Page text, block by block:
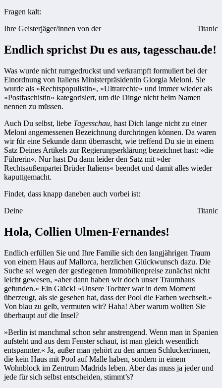
Fragen kalt:
Ihre Geisterjäger/innen von der
Titanic
Endlich sprichst Du es aus, tagesschau.de!
Was wurde nicht rumgedruckst und verkrampft formuliert bei der
Einordnung von Italiens Ministerpräsidentin Giorgia Meloni. Sie
wurde als »Rechtspopulistin«, »Ultrarechte« und immer wieder als
»Postfaschistin« kategorisiert, um die Dinge nicht beim Namen
nennen zu müssen.
Auch Du selbst, liebe Tagesschau, hast Dich lange nicht zu einer
Meloni angemessenen Bezeichnung durchringen können. Da waren
wir für eine Sekunde dann überrascht, wie treffend Du sie in einem
Satz Deines Artikels zur Regierungserklärung bezeichnet hast: »die
Führerin«. Nur hast Du dann leider den Satz mit »der
Rechtsaußenpartei Brüder Italiens« beendet und damit alles wieder
kaputtgemacht.
Findet, dass knapp daneben auch vorbei ist:
Deine
Titanic
Hola, Collien Ulmen-Fernandes!
Endlich erfüllen Sie und Ihre Familie sich den langjährigen Traum
von einem Haus auf Mallorca, herzlichen Glückwunsch dazu. Die
Suche sei wegen der gestiegenen Immobilienpreise zunächst nicht
leicht gewesen, »aber dann haben wir doch unser Traumhaus
gefunden.« Ein Glück! »Unsere Tochter war in dem Moment
überzeugt, als sie gesehen hat, dass der Pool die Farben wechselt.«
Von blau zu gelb, vermuten wir? Haha! Aber warum wollten Sie
überhaupt auf die Insel?
»Berlin ist manchmal schon sehr anstrengend. Wenn man in Spanien
aufsteht und aus dem Fenster schaut, ist man gleich wesentlich
entspannter.« Ja, außer man gehört zu den armen Schlucker/innen,
die kein Haus mit Pool auf Malle haben, sondern in einem
Wohnblock im Zentrum Madrids leben. Aber das muss ja jeder und
jede für sich selbst entscheiden, stimmt’s?